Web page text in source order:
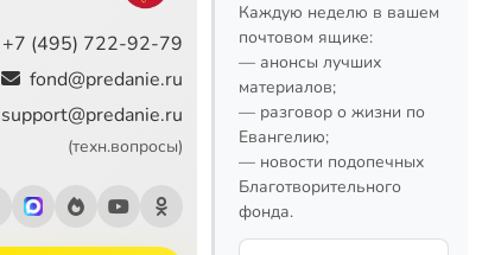
+7 (495) 722-92-79
fond@predanie.ru
support@predanie.ru
(техн.вопросы)
Каждую неделю в вашем
почтовом ящике:
— анонсы лучших
материалов;
— разговор о жизни по
Евангелию;
— новости подопечных
Благотворительного
фонда.